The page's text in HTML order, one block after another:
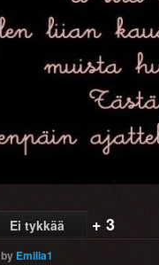
Ei tykkää + 3
by Emilia1